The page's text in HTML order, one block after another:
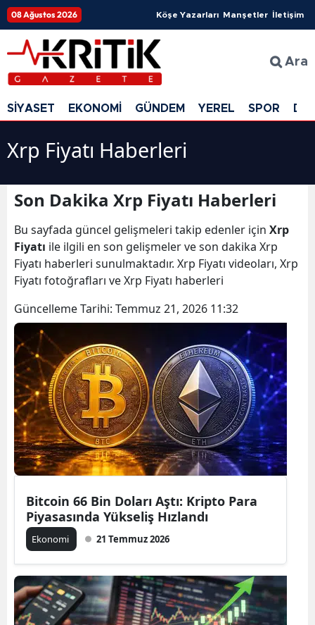
08 Ağustos 2026 Köşe Yazarları Manşetler İletişim
Ara
SİYASET EKONOMİ GÜNDEM YEREL SPOR
Xrp Fiyatı Haberleri
Son Dakika Xrp Fiyatı Haberleri
Bu sayfada güncel gelişmeleri takip edenler için Xrp
Fiyatı ile ilgili en son gelişmeler ve son dakika Xrp
Fiyatı haberleri sunulmaktadır. Xrp Fiyatı videoları, Xrp
Fiyatı fotoğrafları ve Xrp Fiyatı haberleri
Güncelleme Tarihi: Temmuz 21, 2026 11:32
Bitcoin 66 Bin Doları Aştı: Kripto Para
Piyasasında Yükseliş Hızlandı
Ekonomi 21 Temmuz 2026